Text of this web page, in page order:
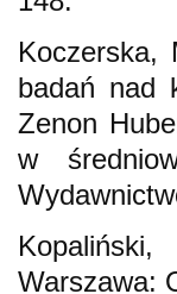
Koczerska,
badań nad
Zenon
w
Warszawa: